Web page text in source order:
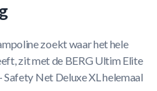
zoekt waar het hele
zit met de BERG Ultim Elite
Net Deluxe XL helemaal